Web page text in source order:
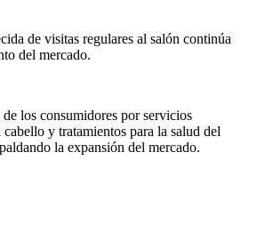
de visitas regulares al salón continúa
del mercado.
los consumidores por servicios
y tratamientos para la salud del
la expansión del mercado.